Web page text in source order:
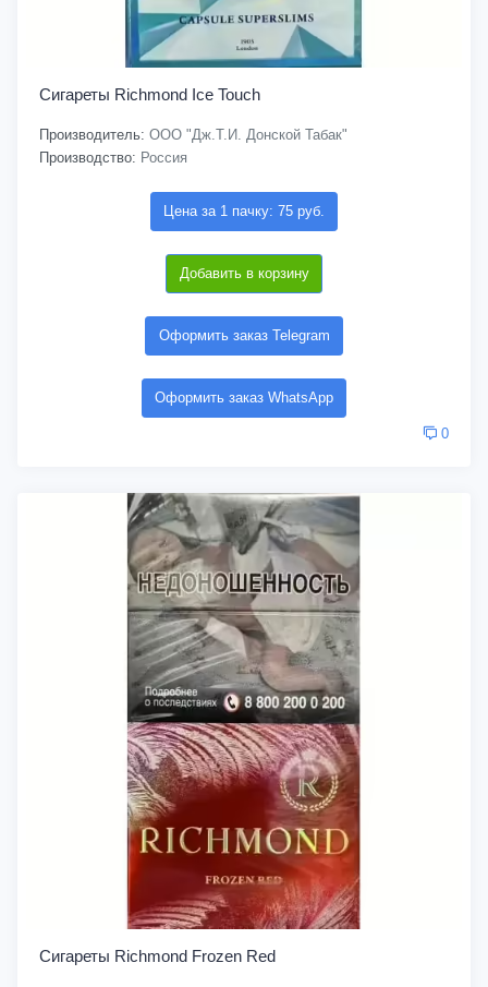
Сигареты Richmond Ice Touch
Производитель: ООО "Дж.Т.И. Донской Табак"
Производство: Россия
Цена за 1 пачку: 75 руб.
Добавить в корзину
Оформить заказ Telegram
Оформить заказ WhatsApp
0
Сигареты Richmond Frozen Red